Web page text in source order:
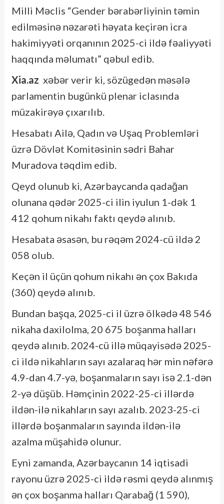
Milli Məclis “Gender bərabərliyinin təmin
edilməsinə nəzarəti həyata keçirən icra
hakimiyyəti orqanının 2025-ci ildə fəaliyyəti
haqqında məlumatı” qəbul edib.
Xia.az xəbər verir ki, sözügedən məsələ
parlamentin bugünkü plenar iclasında
müzakirəyə çıxarılıb.
Hesabatı Ailə, Qadın və Uşaq Problemləri
üzrə Dövlət Komitəsinin sədri Bahar
Muradova təqdim edib.
Qeyd olunub ki, Azərbaycanda qadağan
olunana qədər 2025-ci ilin iyulun 1-dək 1
412 qohum nikahı faktı qeydə alınıb.
Hesabata əsasən, bu rəqəm 2024-cü ildə 2
058 olub.
Keçən il üçün qohum nikahı ən çox Bakıda
(360) qeydə alınıb.
Bundan başqa, 2025-ci il üzrə ölkədə 48 546
nikaha daxilolma, 20 675 boşanma halları
qeydə alınıb. 2024-cü illə müqayisədə 2025-
ci ildə nikahların sayı azalaraq hər min nəfərə
4.9-dan 4.7-yə, boşanmaların sayı isə 2.1-dən
2-yə düşüb. Həmçinin 2022-25-ci illərdə
ildən-ilə nikahların sayı azalıb. 2023-25-ci
illərdə boşanmaların sayında ildən-ilə
azalma müşahidə olunur.
Eyni zamanda, Azərbaycanın 14 iqtisadi
rayonu üzrə 2025-ci ildə rəsmi qeydə alınmış
ən çox boşanma halları Qarabağ (1 590),